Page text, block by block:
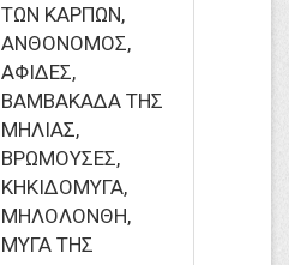
ΤΩΝ ΚΑΡΠΩΝ,
ΑΝΘΟΝΟΜΟΣ,
ΑΦΙΔΕΣ,
ΒΑΜΒΑΚΑΔΑ ΤΗΣ
ΜΗΛΙΑΣ,
ΒΡΩΜΟΥΣΕΣ,
ΚΗΚΙΔΟΜΥΓΑ,
ΜΗΛΟΛΟΝΘΗ,
ΜΥΓΑ ΤΗΣ